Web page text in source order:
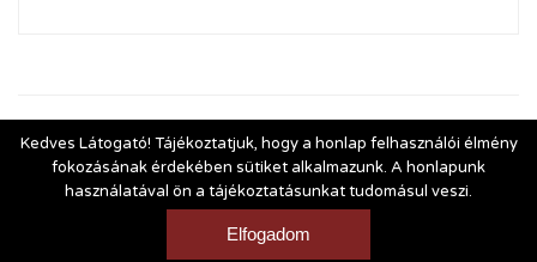
1 2 3
Vásárlási és szállítási feltételek|Impresszum
Kedves Látogató! Tájékoztatjuk, hogy a honlap felhasználói élmény
fokozásának érdekében sütiket alkalmazunk. A honlapunk
használatával ön a tájékoztatásunkat tudomásul veszi.
Elfogadom